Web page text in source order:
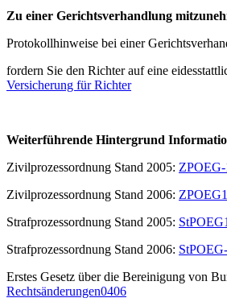
Zu einer Gerichtsverhandlung
Protokollhinweise bei einer
fordern Sie den Richter auf eine
Versicherung für Richter
Weiterführende Hintergrund
Zivilprozessordnung Stand 2005:
Zivilprozessordnung Stand 2006:
Strafprozessordnung Stand 2005:
Strafprozessordnung Stand 2006:
Erstes Gesetz über die Bereinigung von
Rechtsänderungen0406